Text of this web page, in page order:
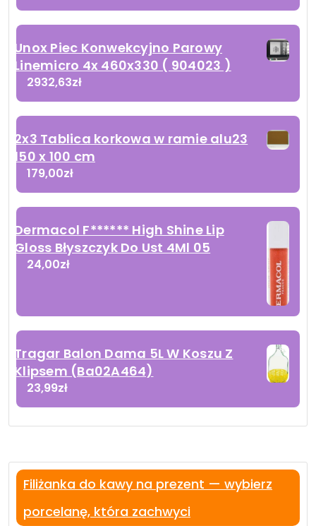
Unox Piec Konwekcyjno Parowy
Linemicro 4x 460x330 ( 904023 )
2932,63zł
2x3 Tablica korkowa w ramie alu23
150 x 100 cm
179,00zł
Dermacol F****** High Shine Lip
Gloss Błyszczyk Do Ust 4Ml 05
24,00zł
Tragar Balon Dama 5L W Koszu Z
Klipsem (Ba02A464)
23,99zł
Filiżanka do kawy na prezent — wybierz
porcelanę, która zachwyci